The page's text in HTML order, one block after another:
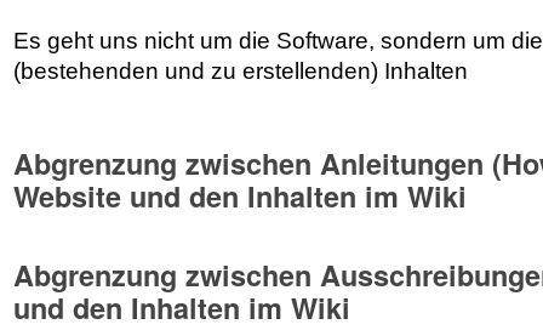
Es geht uns nicht um die Software, sondern um
(bestehenden und zu erstellenden) Inhalten
Abgrenzung zwischen Anleitungen
Website und den Inhalten im Wiki
Abgrenzung zwischen
und den Inhalten im Wiki